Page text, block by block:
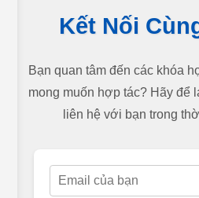
Kết Nối
Bạn quan tâm đến các khóa
mong muốn hợp tác? Hãy để
liên hệ với bạn trong